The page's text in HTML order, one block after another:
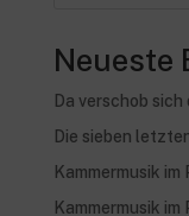
Neueste
Da verschob sich
Die sieben
Kammermusik
Kammermusik